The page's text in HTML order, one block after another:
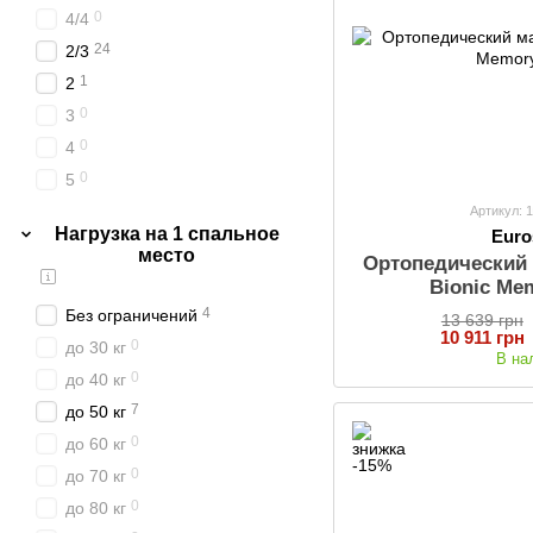
Артикул:
Bionic
13 639 грн
10 911 грн
В
4/4 0
2/3 24
2 1
3 0
4 0
5 0
2/4 10
3/2
0
0
0
0
0
0
Нагрузка на 1 спальное
место
Без ограничений 4
до 30 кг 0
до 40 кг 0
до 50 кг 7
до 60 кг 0
до 70 кг 0
до 80 кг 0